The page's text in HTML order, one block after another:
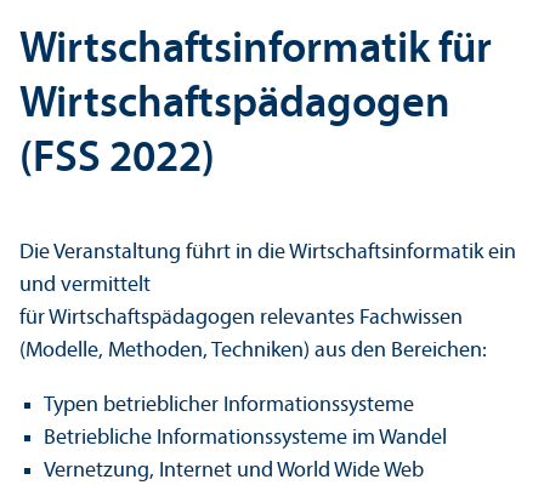
Wirtschaftsinformatik für
Wirtschaftspädagogen
(FSS 2022)
Die Veranstaltung führt in die Wirtschaftsinformatik ein
und vermittelt
für Wirtschaftspädagogen relevantes Fachwissen
(Modelle, Methoden, Techniken) aus den Bereichen:
Typen betrieblicher Informationssysteme
Betriebliche Informationssysteme im Wandel
Vernetzung, Internet und World Wide Web